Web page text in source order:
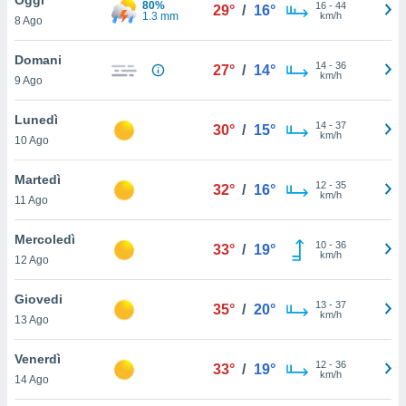
è
al sito
di
ci
di
il
un
la
nella
8 Ago
80%
1.3 mm
29° / 16° 16- 44
km/h
Domani
9 Ago
27° / 14° 14- 36
km/h
Lunedì
10 Ago
30° / 15° 14- 37
km/h
Martedì
11 Ago
32° / 16° 12- 35
km/h
Mercoledì
12 Ago
33° / 19° 10- 36
km/h
Giovedi
13 Ago
35° / 20° 13- 37
km/h
Venerdì
14 Ago
33° / 19° 12- 36
km/h